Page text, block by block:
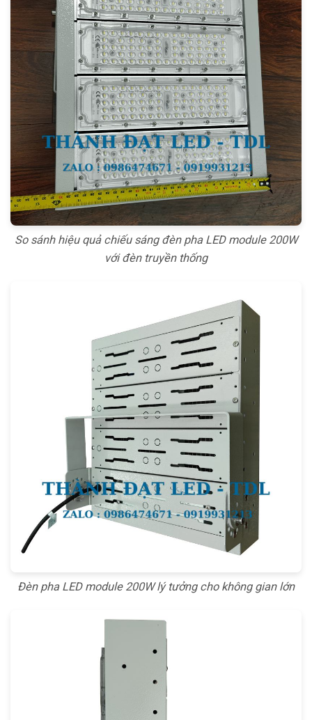
So sánh hiệu quả chiếu sáng đèn pha LED module 200W
với đèn truyền thống
Đèn pha LED module 200W lý tưởng cho không gian lớn